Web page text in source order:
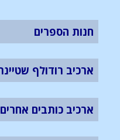
חנות הספרים
ארכיב רודולף
ארכיב כותבים אחרים